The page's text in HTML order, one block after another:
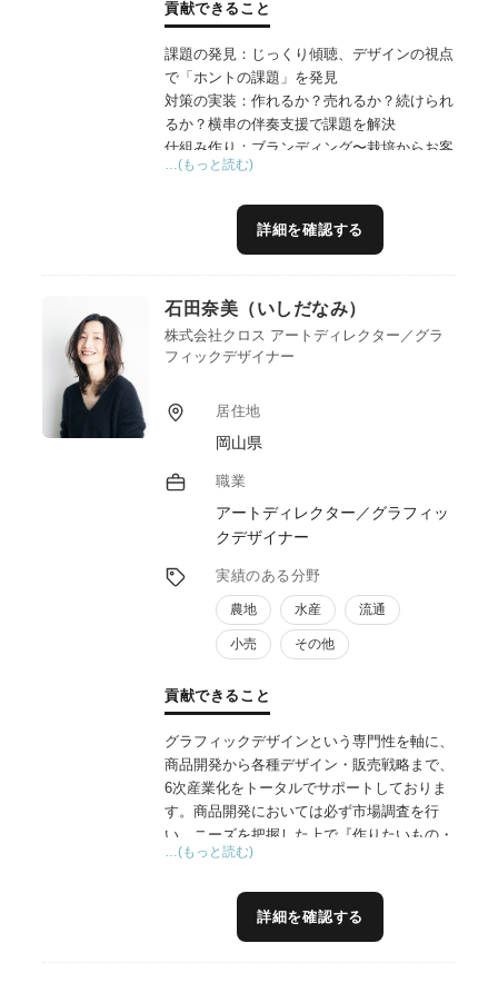
貢献できること
課題の発見：じっくり傾聴、デザインの視点
で「ホントの課題」を発見
対策の実装：作れるか？売れるか？続けられ
るか？横串の伴奏支援で課題を解決
仕組み作り：ブランディング〜栽培からお客
様へ届くまで（農福連携商品開発等）
…(もっと読む)
詳細を確認する
石田奈美（いしだなみ）
株式会社クロス アートディレクター／グラ
フィックデザイナー
居住地
岡山県
職業
アートディレクター／グラフィッ
クデザイナー
実績のある分野
農地 水産 流通
小売 その他
貢献できること
グラフィックデザインという専門性を軸に、
商品開発から各種デザイン・販売戦略まで、
6次産業化をトータルでサポートしておりま
す。商品開発においては必ず市場調査を行
い、ニーズを把握した上で『作りたいもの・
作れるもの』ではなく、『求められているも
した商品の出口戦略として、6次産業化商品
のみを集めた販売ブース『ロッカマルシェ』
…(もっと読む)
詳細を確認する